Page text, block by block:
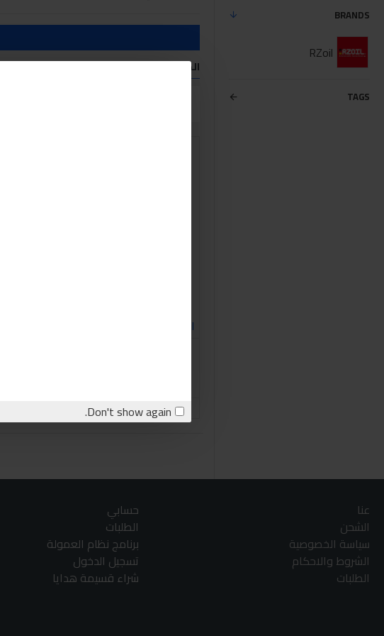
Don't show again.
BRANDS
RZoil
TAGS
المنتجات التي تفي معايير البحث
RZoil
اشتري الان
عنا
الشحن
سياسة الخصوصية
الشروط والاحكام
الطلبات
حسابي
الطلبات
برنامج نظام العمولة
تسجيل الدخول
شراء قسيمة هدايا